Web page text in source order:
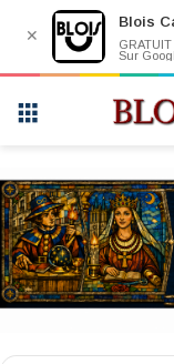
✕
Blois
GRATUIT
Sur